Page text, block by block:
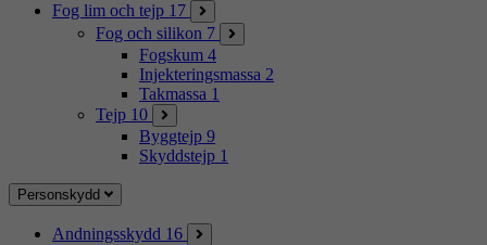
Fog lim och tejp 17
Fog och silikon 7
Fogskum 4
Injekteringsmassa 2
Takmassa 1
Tejp 10
Byggtejp 9
Skyddstejp 1
Personskydd
Andningsskydd 16